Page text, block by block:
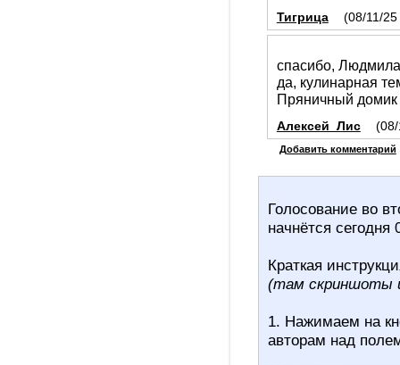
Тигрица (08/11/
спасибо, Людмила
да, кулинарная
Пряничный домик
Алексей_Лис
Добавить комментарий
Голосование во
начнётся сегодня
Краткая
(там скриншоты
1. Нажимаем на
авторам над